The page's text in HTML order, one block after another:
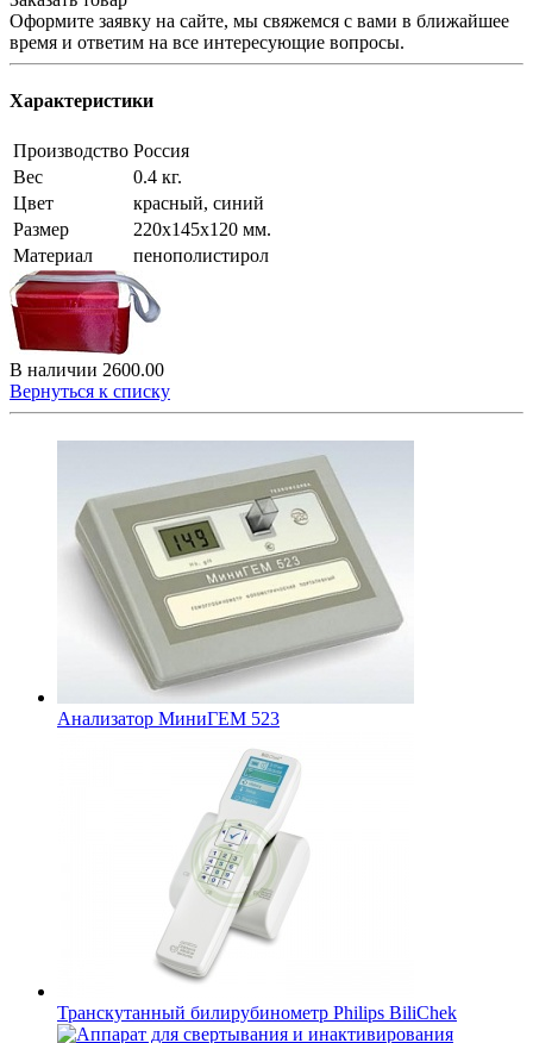
Оформите заявку на сайте, мы свяжемся с вами в ближайшее
время и ответим на все интересующие вопросы.
Характеристики
Производство Россия
Вес
0.4 кг.
Цвет
красный, синий
Размер
220х145х120 мм.
Материал
пенополистирол
В наличии 2600.00
Вернуться к списку
Анализатор МиниГЕМ 523
Транскутанный билирубинометр Philips BiliChek